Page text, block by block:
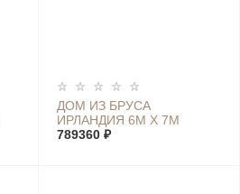
ДОМ ИЗ БРУСА
ИРЛАНДИЯ 6М Х 7М
789360 ₽